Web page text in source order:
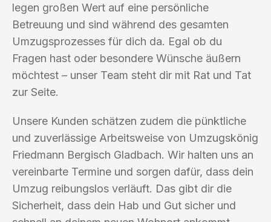
legen großen Wert auf eine persönliche
Betreuung und sind während des gesamten
Umzugsprozesses für dich da. Egal ob du
Fragen hast oder besondere Wünsche äußern
möchtest – unser Team steht dir mit Rat und Tat
zur Seite.
Unsere Kunden schätzen zudem die pünktliche
und zuverlässige Arbeitsweise von Umzugskönig
Friedmann Bergisch Gladbach. Wir halten uns an
vereinbarte Termine und sorgen dafür, dass dein
Umzug reibungslos verläuft. Das gibt dir die
Sicherheit, dass dein Hab und Gut sicher und